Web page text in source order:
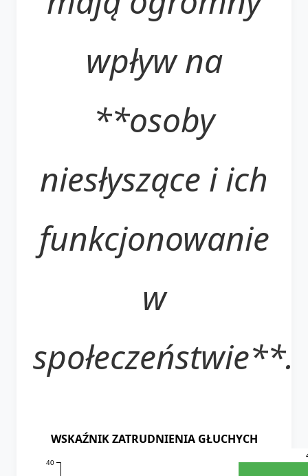
wpływ na
**osoby
niesłyszące i ich
funkcjonowanie
w
społeczeństwie**.
WSKAŹNIK ZATRUDNIENIA GŁUCHYCH
40